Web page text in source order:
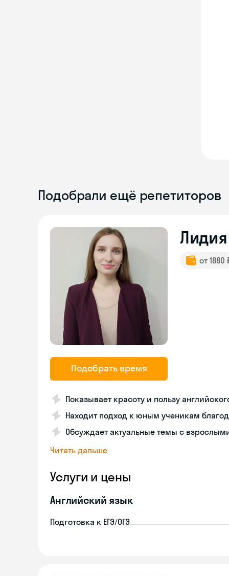
Подобрали ещё репетиторов
Подобрать время
Лидия
от
Показывает красоту и пользу
Находит подход к юным ученикам
Обсуждает актуальные темы с
Читать дальше
Услуги и цены
Английский язык
Подготовка к ЕГЭ/ОГЭ